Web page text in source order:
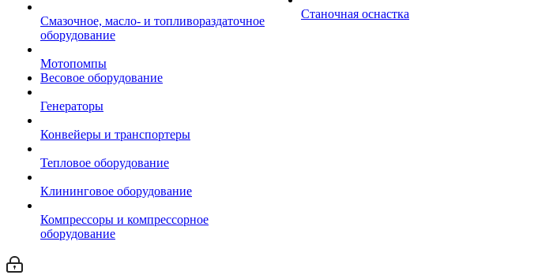
Смазочное, масло- и топливораздаточное
оборудование
Мотопомпы
Весовое оборудование
Генераторы
Конвейеры и транспортеры
Тепловое оборудование
Клининговое оборудование
Компрессоры и компрессорное
оборудование
Станочная оснастка